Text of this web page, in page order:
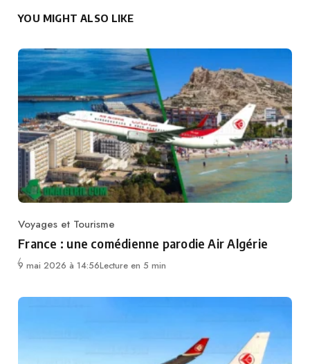
YOU MIGHT ALSO LIKE
Category
Voyages et Tourisme
France : une comédienne parodie Air Algérie
9 mai 2026 à 14:56Lecture en 5 min